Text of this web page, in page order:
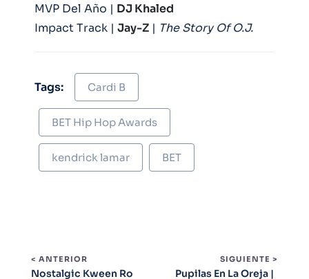
MVP Del Año | DJ Khaled
Impact Track | Jay-Z | The Story Of O.J.
Tags: Cardi B
BET Hip Hop Awards
kendrick lamar BET
< ANTERIOR
Nostalgic Kween Ro
SIGUIENTE >
Pupilas En La Oreja |